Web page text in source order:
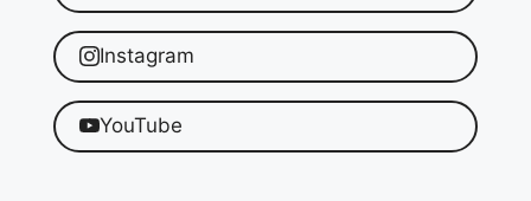
Instagram
YouTube